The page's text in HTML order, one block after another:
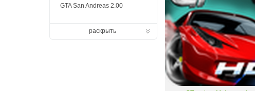
GTA San Andreas 2.00
раскрыть